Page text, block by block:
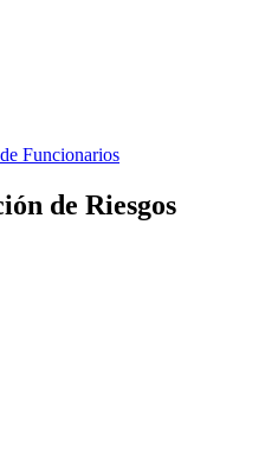
Funcionarios
de Riesgos